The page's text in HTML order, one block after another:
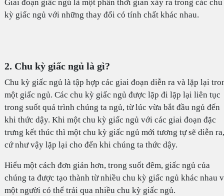
Giai đoạn giấc ngủ là một phần thời gian xảy ra trong các chu
kỳ giấc ngủ với những thay đổi có tính chất khác nhau.
2. Chu kỳ giấc ngủ là gì?
Chu kỳ giấc ngủ là tập hợp các giai đoạn diễn ra và lặp lại
một giấc ngủ. Các chu kỳ giấc ngủ được lặp đi lặp lại liên tục
trong suốt quá trình chúng ta ngủ, từ lúc vừa bắt đầu ngủ đến
khi thức dậy. Khi một chu kỳ giấc ngủ với các giai đoạn đặc
trưng kết thúc thì một chu kỳ giấc ngủ mới tương tự sẽ diễn ra,
cứ như vậy lặp lại cho đến khi chúng ta thức dậy.
Hiểu một cách đơn giản hơn, trong suốt đêm, giấc ngủ của
chúng ta được tạo thành từ nhiều chu kỳ giấc ngủ khác nhau
một người có thể trải qua nhiều chu kỳ giấc ngủ.